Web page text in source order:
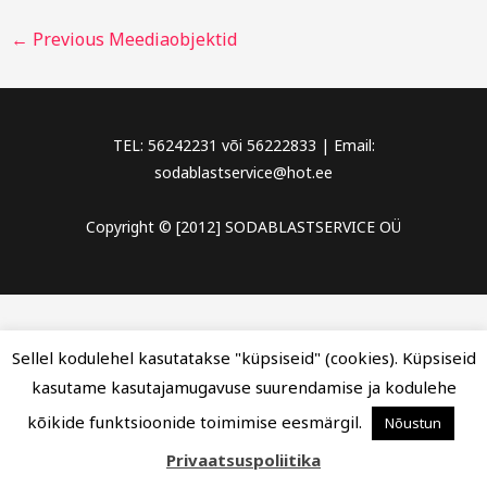
← Previous Meediaobjektid
TEL: 56242231 või 56222833 | Email:
sodablastservice@hot.ee
Copyright © [2012] SODABLASTSERVICE OÜ
Sellel kodulehel kasutatakse "küpsiseid" (cookies). Küpsiseid
kasutame kasutajamugavuse suurendamise ja kodulehe
kõikide funktsioonide toimimise eesmärgil.
Nõustun
Privaatsuspoliitika